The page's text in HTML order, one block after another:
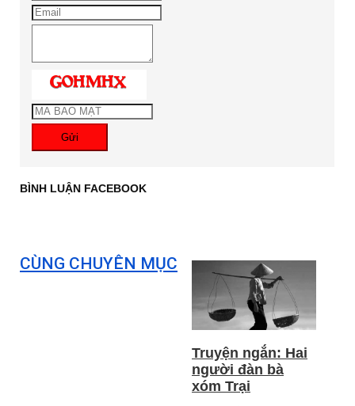
Gửi
BÌNH LUẬN FACEBOOK
CÙNG CHUYÊN MỤC
Truyện ngắn: Hai
người đàn bà
xóm Trại